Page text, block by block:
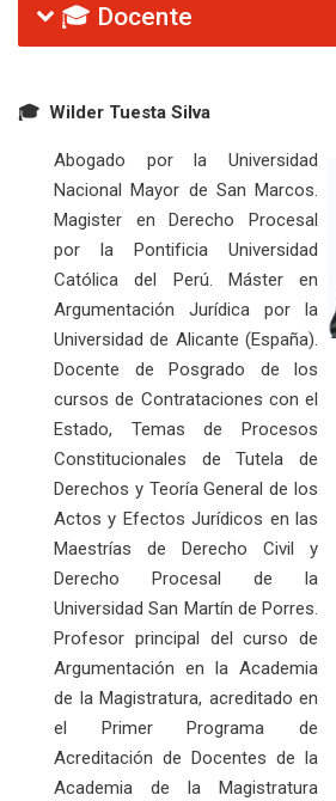
🎓 Docente
🎓 Wilder Tuesta Silva
Abogado por la Universidad
Nacional Mayor de San Marcos.
Magister en Derecho Procesal
por la Pontificia Universidad
Católica del Perú. Máster en
Argumentación Jurídica por la
Universidad de Alicante (España).
Docente de Posgrado de los
cursos de Contrataciones con el
Estado, Temas de Procesos
Constitucionales de Tutela de
Derechos y Teoría General de los
Actos y Efectos Jurídicos en las
Maestrías de Derecho Civil y
Derecho Procesal de la
Universidad San Martín de Porres.
Profesor principal del curso de
Argumentación en la Academia
de la Magistratura, acreditado en
el Primer Programa de
Acreditación de Docentes de la
Academia de la Magistratura